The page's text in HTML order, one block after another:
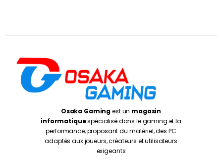
Osaka Gamingest un magasin
informatiquespécialisé dans le gaming et la
performance, proposant du matériel, des PC
adaptés aux joueurs, créateurs et utilisateurs
exigeants